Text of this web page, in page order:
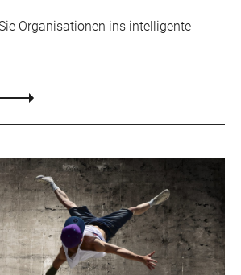
Organisationen ins intelligente